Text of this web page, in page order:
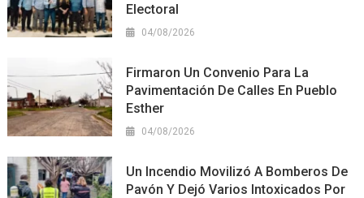
Electoral
04/08/2026
Firmaron Un Convenio Para La
Pavimentación De Calles En Pueblo
Esther
04/08/2026
Un Incendio Movilizó A Bomberos De
Pavón Y Dejó Varios Intoxicados Por